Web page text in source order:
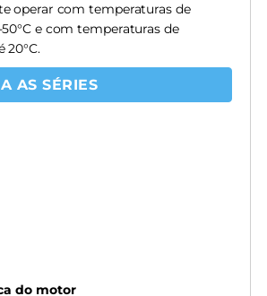
operar com temperaturas de
e com temperaturas de
20°C.
AS SÉRIES
do motor